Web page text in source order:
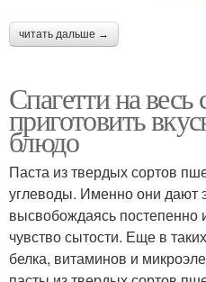
читать дальше →
Спагетти на весь
приготовить
блюдо
Паста из твердых сортов
углеводы. Именно они дают
высвобождаясь постепенно
чувство сытости. Еще в
белка, витаминов и